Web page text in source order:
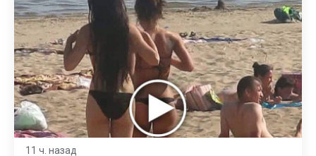
11 ч. назад